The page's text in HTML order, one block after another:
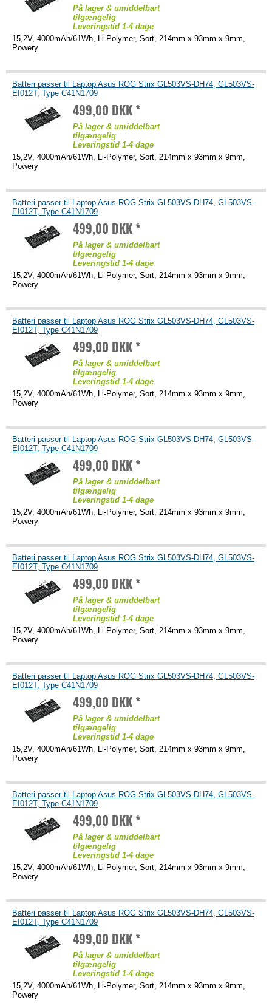
På lager & umiddelbart
tilgængelig
Leveringstid 1-4 dage
15,2V, 4000mAh/61Wh, Li-Polymer, Sort, 214mm x 93mm x 9mm,
Powery
Batteri passer til Laptop Asus ROG Strix GL503VS-DH74, GL503VS-
EI012T, Type C41N1709
499,00 DKK *
På lager & umiddelbart
tilgængelig
Leveringstid 1-4 dage
15,2V, 4000mAh/61Wh, Li-Polymer, Sort, 214mm x 93mm x 9mm,
Powery
Batteri passer til Laptop Asus ROG Strix GL503VS-DH74, GL503VS-
EI012T, Type C41N1709
499,00 DKK *
På lager & umiddelbart
tilgængelig
Leveringstid 1-4 dage
15,2V, 4000mAh/61Wh, Li-Polymer, Sort, 214mm x 93mm x 9mm,
Powery
Batteri passer til Laptop Asus ROG Strix GL503VS-DH74, GL503VS-
EI012T, Type C41N1709
499,00 DKK *
På lager & umiddelbart
tilgængelig
Leveringstid 1-4 dage
15,2V, 4000mAh/61Wh, Li-Polymer, Sort, 214mm x 93mm x 9mm,
Powery
Batteri passer til Laptop Asus ROG Strix GL503VS-DH74, GL503VS-
EI012T, Type C41N1709
499,00 DKK *
På lager & umiddelbart
tilgængelig
Leveringstid 1-4 dage
15,2V, 4000mAh/61Wh, Li-Polymer, Sort, 214mm x 93mm x 9mm,
Powery
Batteri passer til Laptop Asus ROG Strix GL503VS-DH74, GL503VS-
EI012T, Type C41N1709
499,00 DKK *
På lager & umiddelbart
tilgængelig
Leveringstid 1-4 dage
15,2V, 4000mAh/61Wh, Li-Polymer, Sort, 214mm x 93mm x 9mm,
Powery
Batteri passer til Laptop Asus ROG Strix GL503VS-DH74, GL503VS-
EI012T, Type C41N1709
499,00 DKK *
På lager & umiddelbart
tilgængelig
Leveringstid 1-4 dage
15,2V, 4000mAh/61Wh, Li-Polymer, Sort, 214mm x 93mm x 9mm,
Powery
Batteri passer til Laptop Asus ROG Strix GL503VS-DH74, GL503VS-
EI012T, Type C41N1709
499,00 DKK *
På lager & umiddelbart
tilgængelig
Leveringstid 1-4 dage
15,2V, 4000mAh/61Wh, Li-Polymer, Sort, 214mm x 93mm x 9mm,
Powery
Batteri passer til Laptop Asus ROG Strix GL503VS-DH74, GL503VS-
EI012T, Type C41N1709
499,00 DKK *
På lager & umiddelbart
tilgængelig
Leveringstid 1-4 dage
15,2V, 4000mAh/61Wh, Li-Polymer, Sort, 214mm x 93mm x 9mm,
Powery